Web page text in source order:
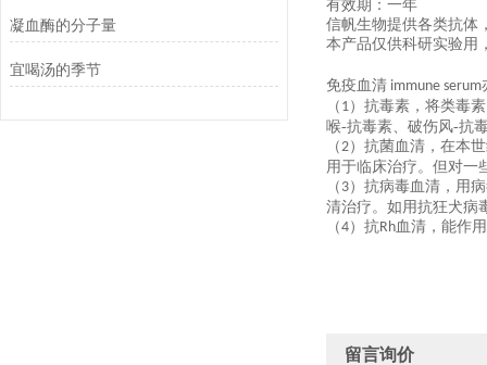
凝血酶的分子量
宜喝汤的季节
有效期：一年
信帆生物提供各类抗体
本产品仅供科研实验用
免疫血清 immune serum
（ 1）抗毒素，将类毒
喉-抗毒素、破伤风-抗
（2）抗菌血清，在本
用于临床治疗。但对一
（ 3）抗病毒血清，用
清治疗。如用抗狂犬病
（4）抗Rh血清，能作
留言询价